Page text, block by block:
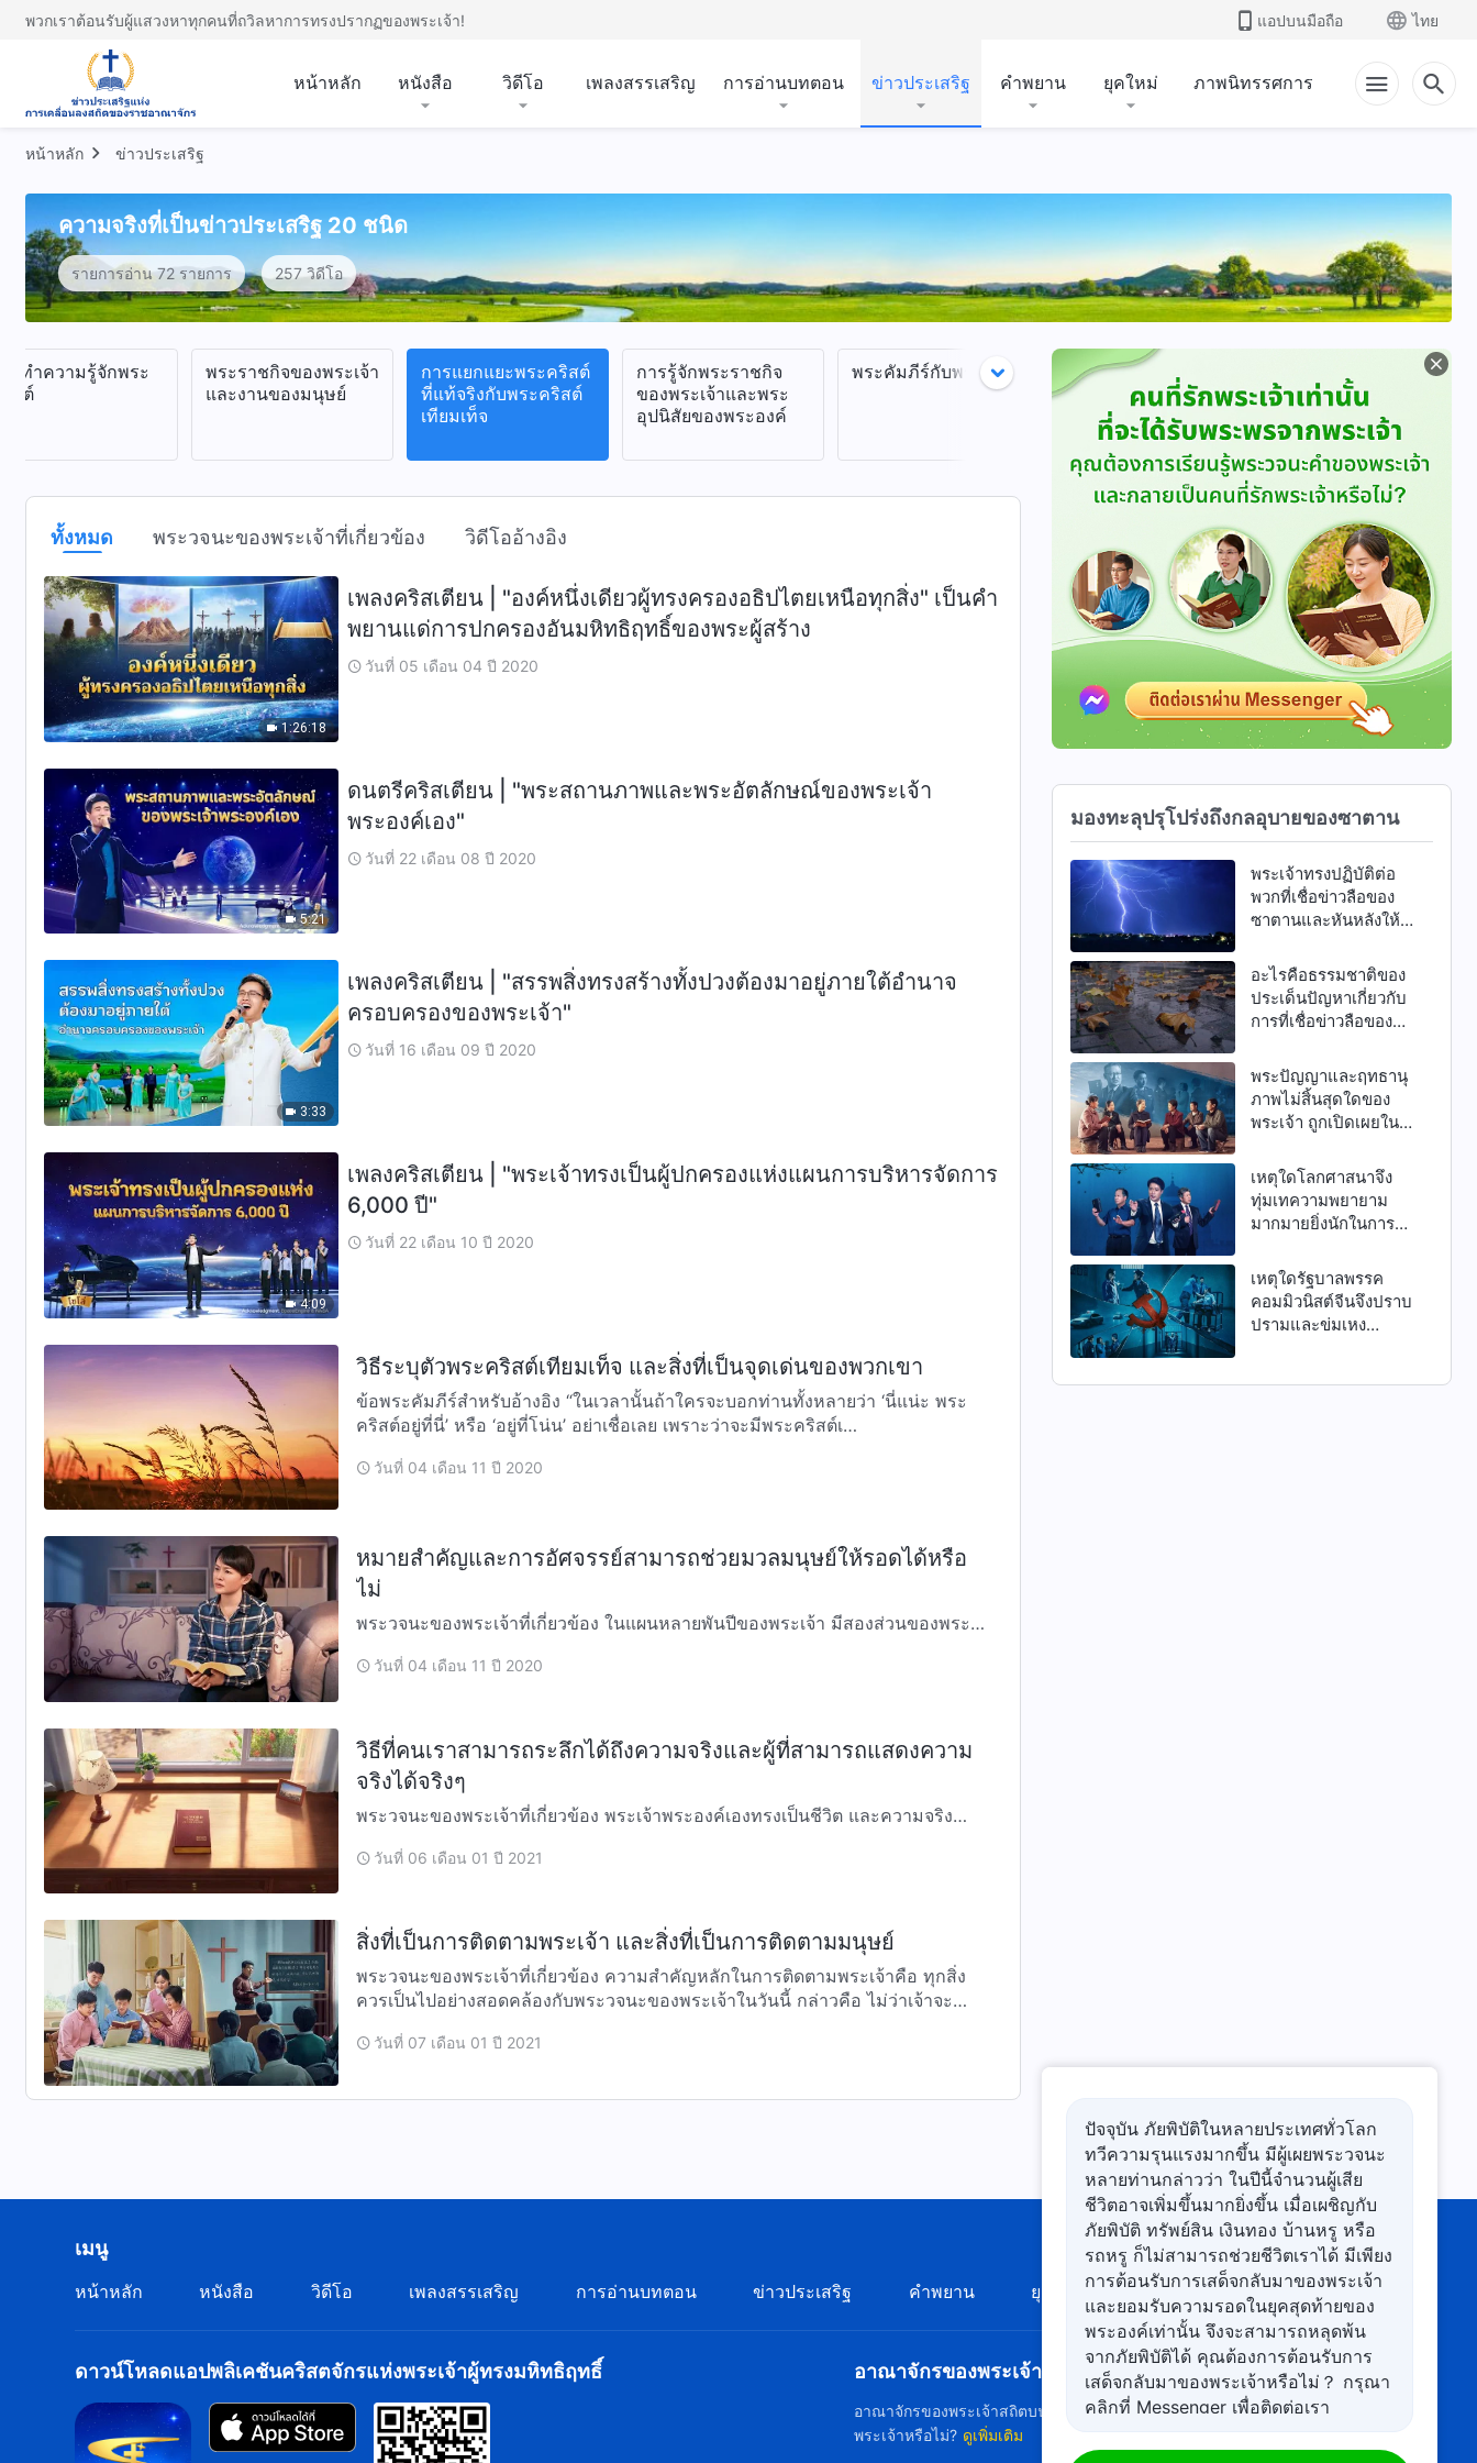
พวกเราต้อนรับผู้แสวงหาทุกคนที่ถวิลหาการทรงปรากฏของพระเจ้า! แอปบนมือถือ ไทย
หน้าหลัก หนังสือ วิดีโอ เพลงสรรเสริญ การอ่านบทตอน ข่าวประเสริฐ คำพยาน ยุคใหม่ ภาพนิทรรศการ
หน้าหลัก ข่าวประเสริฐ
ความจริงที่เป็นข่าวประเสริฐ 20 ชนิด
รายการอ่าน 72 รายการ 257 วิดีโอ
รทำความรู้จักพระ
สต์
พระราชกิจของพระเจ้า
และงานของมนุษย์
การแยกแยะพระคริสต์
ที่แท้จริงกับพระคริสต์
เทียมเท็จ
การรู้จักพระราชกิจ
ของพระเจ้าและพระ
อุปนิสัยของพระองค์
พระคัมภีร์กับพระเจ้า
การตีความตรีเอกานุ
ภาพ
การรู้จักพระสุรเสียง
ของพระเจ้า
ทั้งหมด พระวจนะของพระเจ้าที่เกี่ยวข้อง วิดีโออ้างอิง
1:26:18
เพลงคริสเตียน | "องค์หนึ่งเดียวผู้ทรงครองอธิปไตยเหนือทุกสิ่ง" เป็นคำ
พยานแด่การปกครองอันมหิทธิฤทธิ์ของพระผู้สร้าง
วันที่ 05 เดือน 04 ปี 2020
5:21
ดนตรีคริสเตียน | "พระสถานภาพและพระอัตลักษณ์ของพระเจ้า
พระองค์เอง"
วันที่ 22 เดือน 08 ปี 2020
3:33
เพลงคริสเตียน | "สรรพสิ่งทรงสร้างทั้งปวงต้องมาอยู่ภายใต้อำนาจ
ครอบครองของพระเจ้า"
วันที่ 16 เดือน 09 ปี 2020
4:09
เพลงคริสเตียน | "พระเจ้าทรงเป็นผู้ปกครองแห่งแผนการบริหารจัดการ
6,000 ปี"
วันที่ 22 เดือน 10 ปี 2020
วิธีระบุตัวพระคริสต์เทียมเท็จ และสิ่งที่เป็นจุดเด่นของพวกเขา
ข้อพระคัมภีร์สำหรับอ้างอิง “ในเวลานั้นถ้าใครจะบอกท่านทั้งหลายว่า ‘นี่แน่ะ พระ
คริสต์อยู่ที่นี่’ หรือ ‘อยู่ที่โน่น’ อย่าเชื่อเลย เพราะว่าจะมีพระคริสต์เ…
วันที่ 04 เดือน 11 ปี 2020
หมายสำคัญและการอัศจรรย์สามารถช่วยมวลมนุษย์ให้รอดได้หรือ
ไม่
พระวจนะของพระเจ้าที่เกี่ยวข้อง ในแผนหลายพันปีของพระเจ้า มีสองส่วนของพระ
ทำ…วันที่ 04 เดือน 11 ปี 2020
วิธีที่คนเราสามารถระลึกได้ถึงความจริงและผู้ที่สามารถแสดงความ
จริงได้จริงๆ
พระวจนะของพระเจ้าที่เกี่ยวข้อง พระเจ้าพระองค์เองทรงเป็นชีวิต และความจริง
คว…วันที่ 06 เดือน 01 ปี 2021
สิ่งที่เป็นการติดตามพระเจ้า และสิ่งที่เป็นการติดตามมนุษย์
พระวจนะของพระเจ้าที่เกี่ยวข้อง ความสำคัญหลักในการติดตามพระเจ้าคือ ทุกสิ่ง
ควรเป็นไปอย่างสอดคล้องกับพระวจนะของพระเจ้าในวันนี้ กล่าวคือ ไม่ว่าเจ้าจะ
วันที่ 07 เดือน 01 ปี 2021
มองทะลุปรุโปร่งถึงกลอุบายของซาตาน
พระเจ้าทรงปฏิบัติต่อ
พวกที่เชื่อข่าวลือของ
ซาตานและหันหลังให้
อะไรคือธรรมชาติของ
ประเด็นปัญหาเกี่ยวกับ
การที่เชื่อข่าวลือของ
คอมมิวนิสต์จีนและโลก
ศาสนา?
พระปัญญาและฤทธานุ
ภาพไม่สิ้นสุดใดของ
พระเจ้า ถูกเปิดเผยใน
การปรนนิบัติของ
รัฐบาลพรรค
คอมมิวนิสต์จีนและโลก
เหตุใดโลกศาสนาจึง
ทุ่มเทความพยายาม
มากมายยิ่งนักในการ
พระเจ้าผู้ทรงมหิทธิฤทธิ์
และคริสตจักรแห่ง
พระเจ้าผู้ทรงมหิทธิฤทธิ์
เหตุใดรัฐบาลพรรค
คอมมิวนิสต์จีนจึงปราบ
ปรามและข่มเหง
เมนู
หน้าหลัก หนังสือ วิดีโอ เพลงสรรเสริญ การอ่านบทตอน ข่าวประเสริฐ คำพยาน ยุคใหม่ ภาพนิทรรศการ เกี่ยวกับเรา
ดาวน์โหลดแอปพลิเคชันคริสตจักรแห่งพระเจ้าผู้ทรงมหิทธิฤทธิ์ อาณาจักรของพระเจ้ามาถึงแล้ว
อาณาจักรของพระเจ้าสถิตบนแผ่นดินโลกแล้ว! คุณอยากเข้าสู่อาณาจักรของ
พระเจ้าหรือไม่? ดูเพิ่มเติม
ปัจจุบัน ภัยพิบัติในหลายประเทศทั่วโลก
ทวีความรุนแรงมากขึ้น มีผู้เผยพระวจนะ
หลายท่านกล่าวว่า ในปีนี้จำนวนผู้เสีย
ชีวิตอาจเพิ่มขึ้นมากยิ่งขึ้น เมื่อเผชิญกับ
ภัยพิบัติ ทรัพย์สิน เงินทอง บ้านหรู หรือ
รถหรู ก็ไม่สามารถช่วยชีวิตเราได้ มีเพียง
การต้อนรับการเสด็จกลับมาของพระเจ้า
และยอมรับความรอดในยุคสุดท้ายของ
พระองค์เท่านั้น จึงจะสามารถหลุดพ้น
จากภัยพิบัติได้ คุณต้องการต้อนรับการ
เสด็จกลับมาของพระเจ้าหรือไม่？ กรุณา
คลิกที่ Messenger เพื่อติดต่อเรา